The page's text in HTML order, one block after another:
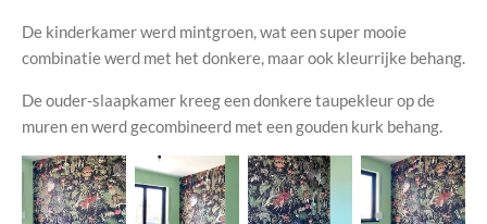
De kinderkamer werd mintgroen, wat een super mooie
combinatie werd met het donkere, maar ook kleurrijke behang.
De ouder-slaapkamer kreeg een donkere taupekleur op de
muren en werd gecombineerd met een gouden kurk behang.